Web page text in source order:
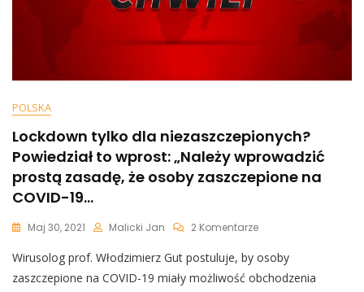
POLSKA
Lockdown tylko dla niezaszczepionych?
Powiedział to wprost: „Należy wprowadzić
prostą zasadę, że osoby zaszczepione na
COVID-19…
Maj 30, 2021 Malicki Jan 2 KomentarzeDo
Tylko
Dla
Wirusolog prof. Włodzimierz Gut postuluje, by osoby
zaszczepione na COVID-19 miały możliwość obchodzenia